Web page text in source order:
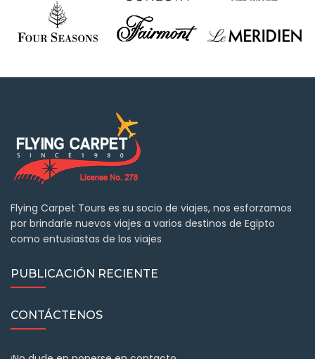
Flying Carpet Tours es su socio de viajes, nos esforzamos
por brindarle nuevos viajes a varios destinos de Egipto
como entusiastas de los viajes
PUBLICACIÓN RECIENTE
CONTÁCTENOS